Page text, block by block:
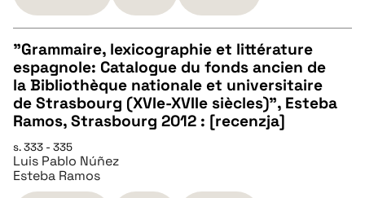
BIBTEX
pobierz cytat
CZYSTY TEKST
pobierz cytat
BIBTEX
"Grammaire, lexicographie et littérature
espagnole: Catalogue du fonds ancien de
la Bibliothèque nationale et universitaire
de Strasbourg (XVIe-XVIIe siècles)", Esteba
Ramos, Strasbourg 2012 : [recenzja]
s. 333 - 335
Luis Pablo Núñez
Esteba Ramos